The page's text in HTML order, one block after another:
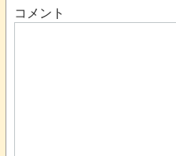
コメント